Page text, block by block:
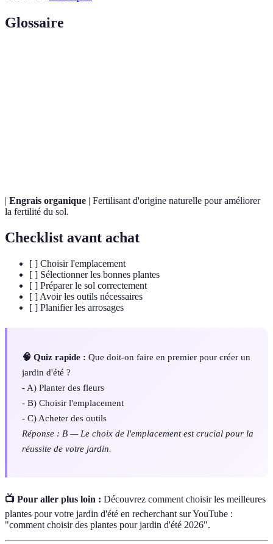
Glossaire
| Engrais organique | Fertilisant d'origine naturelle pour améliorer
la fertilité du sol.
Checklist avant achat
[ ] Choisir l'emplacement
[ ] Sélectionner les bonnes plantes
[ ] Préparer le sol correctement
[ ] Avoir les outils nécessaires
[ ] Planifier les arrosages
🧠 Quiz rapide : Que doit-on faire en premier pour créer un
jardin d'été ?
- A) Planter des fleurs
- B) Choisir l'emplacement
- C) Acheter des outils
Réponse : B — Le choix de l'emplacement est crucial pour la
réussite de votre jardin.
📺 Pour aller plus loin : Découvrez comment choisir les meilleures
plantes pour votre jardin d'été en recherchant sur YouTube :
"comment choisir des plantes pour jardin d'été 2026".